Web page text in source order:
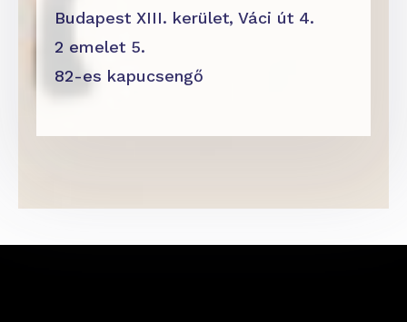
Budapest XIII. kerület, Váci út 4.
2 emelet 5.
82-es kapucsengő